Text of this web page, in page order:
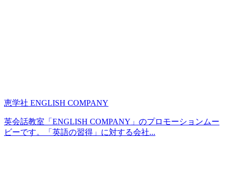
恵学社 ENGLISH COMPANY
英会話教室「ENGLISH COMPANY」のプロモーションムー
ビーです。「英語の習得」に対する会社...